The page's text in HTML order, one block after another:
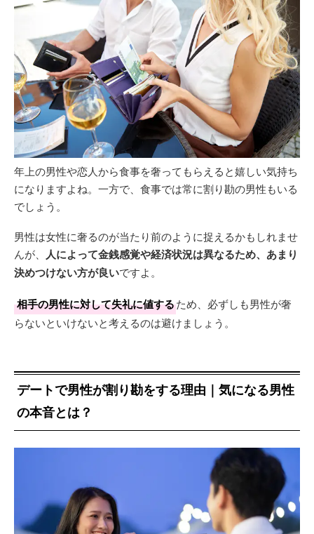
年上の男性や恋人から食事を奢ってもらえると嬉しい気持ち
になりますよね。一方で、食事では常に割り勘の男性もいる
でしょう。
男性は女性に奢るのが当たり前のように捉えるかもしれませ
んが、 人によって金銭感覚や経済状況は異なるため、あまり
決めつけない方が良いですよ。
相手の男性に対して失礼に値するため、必ずしも男性が奢
らないといけないと考えるのは避けましょう。
デートで男性が割り勘をする理由｜気になる男性
の本音とは？